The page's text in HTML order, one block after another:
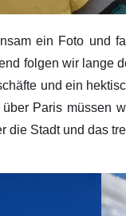
ein Foto und
folgen wir lange
und ein
Paris müssen
die Stadt und das